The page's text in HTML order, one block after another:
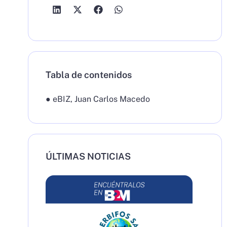
Tabla de contenidos
● eBIZ, Juan Carlos Macedo
ÚLTIMAS NOTICIAS